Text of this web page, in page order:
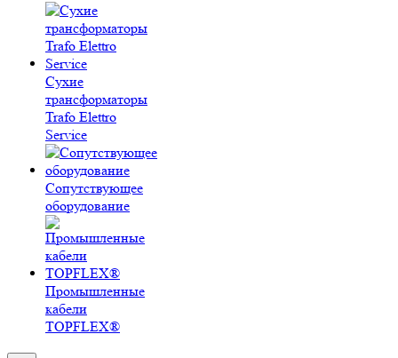
Сухие
трансформаторы
Trafo Elettro
Service
Сопутствующее
оборудование
Промышленные
кабели
TOPFLEX®